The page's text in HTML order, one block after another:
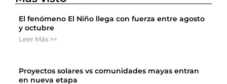
El fenómeno El Niño llega con fuerza entre agosto
y octubre
Leer Más >>
Proyectos solares vs comunidades mayas entran
en nueva etapa